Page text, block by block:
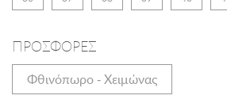
ΠΡΟΣΦΟΡΕΣ
Φθινόπωρο - Χειμώνας